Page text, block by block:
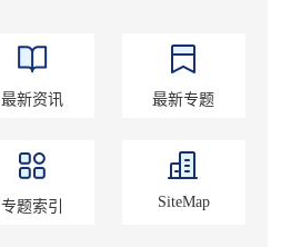
最新资讯 最新专题
专题索引 SiteMap